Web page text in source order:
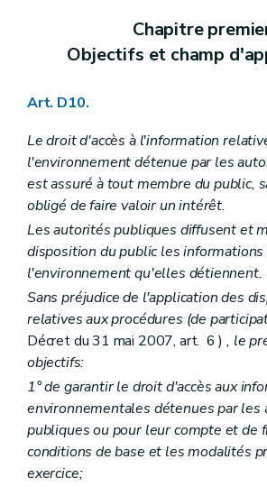
Section
Procédure d'octroi et de
Art.R 40-10
Art.R 40-11
Art. R 40-14
Art.R 40-15
Art.
R 40-16
ChapitreIV
Contrôle et
Section1 re
Contrôle
Art.R 40-17
Art. R 40-18
Art.R 40-19
Section2
Suspension et retrait de la
Art.R 40-20
Chapitre
V
Recours
Art.R 40-21
ChapitreVI
Comité
ChapitreVII
Dispositions
Art.R 40-23
Art.R 40-24
Art.R 40-25
Titre III Participation du public en
De la
Chapitre
Objectifs et champ
Art. D10.
Le droit d'accès à l'information
l'environnement détenue par les
est assuré à tout membre du public,
obligé de faire valoir un intérêt.
Les autorités publiques diffusent et
disposition du public les
l'environnement qu'elles détiennent.
Sans préjudice de l'application des
relatives aux procédures (de
Décret du 31 mai 2007, art. 6 ), le
objectifs:
1° de garantir le droit d'accès aux
environnementales détenues par les
publiques ou pour leur compte et de
conditions de base et les modalités
exercice;